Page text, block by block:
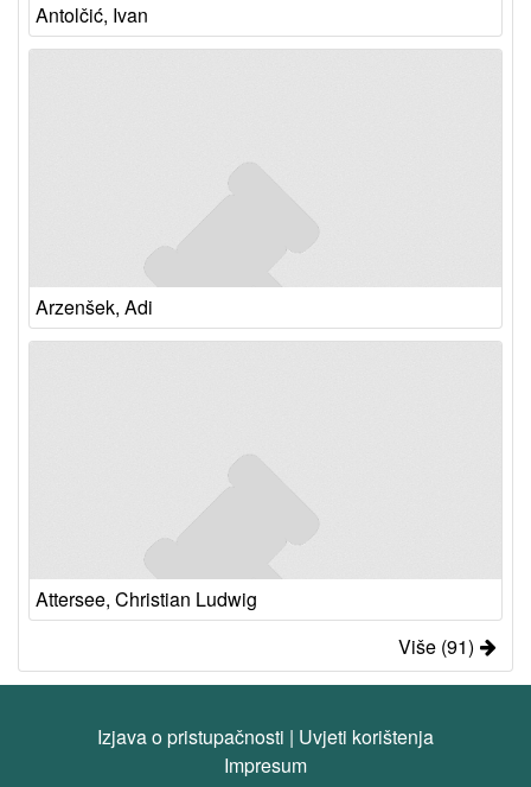
Antolčić, Ivan
Arzenšek, Adi
Attersee, Christian Ludwig
Više (91)
Izjava o pristupačnosti | Uvjeti korištenja
Impresum